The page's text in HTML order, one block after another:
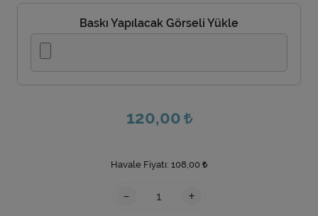
Baskı Yapılacak Görseli Yükle
120,00
Havale Fiyatı: 108,00
- +